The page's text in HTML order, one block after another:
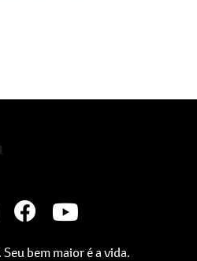
bem maior é a vida.